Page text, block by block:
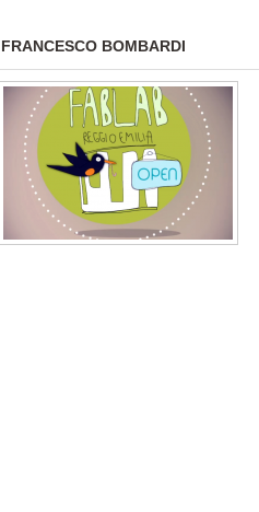
FRANCESCO BOMBARDI